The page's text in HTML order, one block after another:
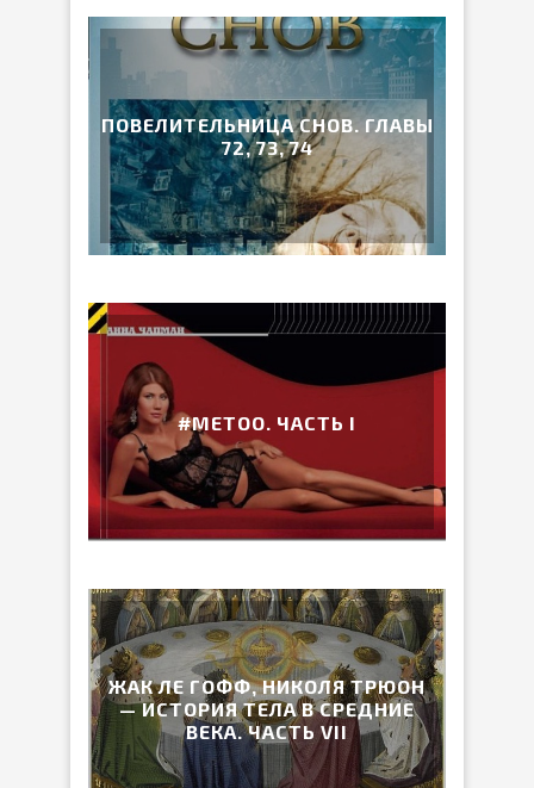
ПОВЕЛИТЕЛЬНИЦА СНОВ. ГЛАВЫ
72, 73, 74
#METOO. ЧАСТЬ I
ЖАК ЛЕ ГОФФ, НИКОЛЯ ТРЮОН
— ИСТОРИЯ ТЕЛА В СРЕДНИЕ
ВЕКА. ЧАСТЬ VII